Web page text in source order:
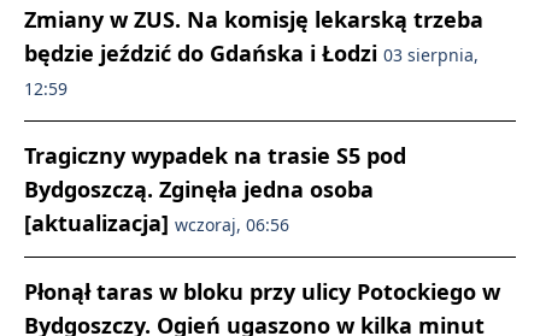
Zmiany w ZUS. Na komisję lekarską trzeba
będzie jeździć do Gdańska i Łodzi 03 sierpnia,
12:59
Tragiczny wypadek na trasie S5 pod
Bydgoszczą. Zginęła jedna osoba
[aktualizacja] wczoraj, 06:56
Płonął taras w bloku przy ulicy Potockiego w
Bydgoszczy. Ogień ugaszono w kilka minut